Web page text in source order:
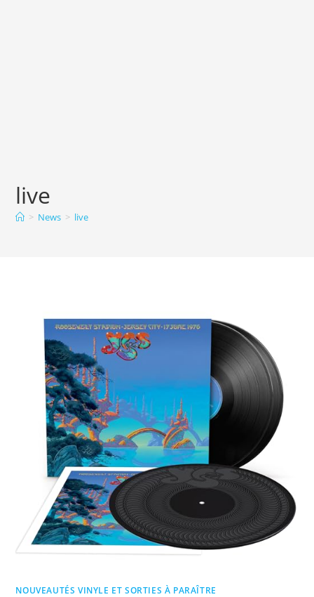
live
> News > live
NOUVEAUTÉS VINYLE ET SORTIES À PARAÎTRE